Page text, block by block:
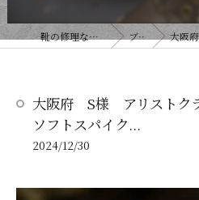
靴の修理ならいずみ靴店 ブログ 大阪府 S
大阪府 S様 アリストク
ソフトスパイク...
2024/12/30